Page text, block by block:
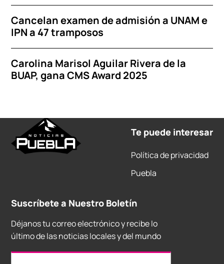
Cancelan examen de admisión a UNAM e
IPN a 47 tramposos
Carolina Marisol Aguilar Rivera de la
BUAP, gana CMS Award 2025
Te puede interesar
Política de privacidad
Puebla
Suscríbete a Nuestro Boletín
Déjanos tu correo electrónico y recibe lo
último de las noticias locales y del mundo